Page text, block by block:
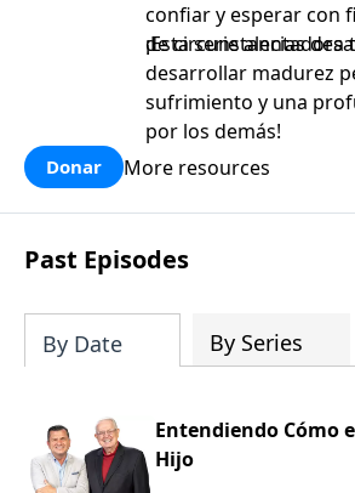
confiar y esperar con
de circunstancias
¡Esta serie alentadora
desarrollar madurez
sufrimiento y una
por los demás!
Donar More resources
Past Episodes
By Date By Series
Entendiendo Cómo
Hijo